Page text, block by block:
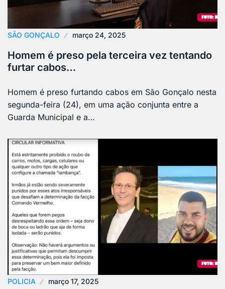
SÃO GONÇALO março 24, 2025
Homem é preso pela terceira vez tentando
furtar cabos…
Homem é preso furtando cabos em São Gonçalo nesta
segunda-feira (24), em uma ação conjunta entre a
Guarda Municipal e a…
POLICIA março 17, 2025